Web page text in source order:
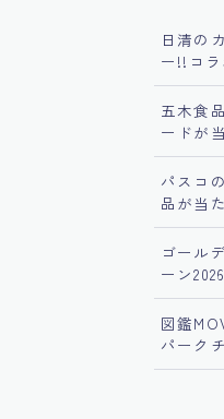
日清の
ー!!コラ
五木食
ードが
パスコ
品が当
ゴール
ーン2026
図鑑
パーク